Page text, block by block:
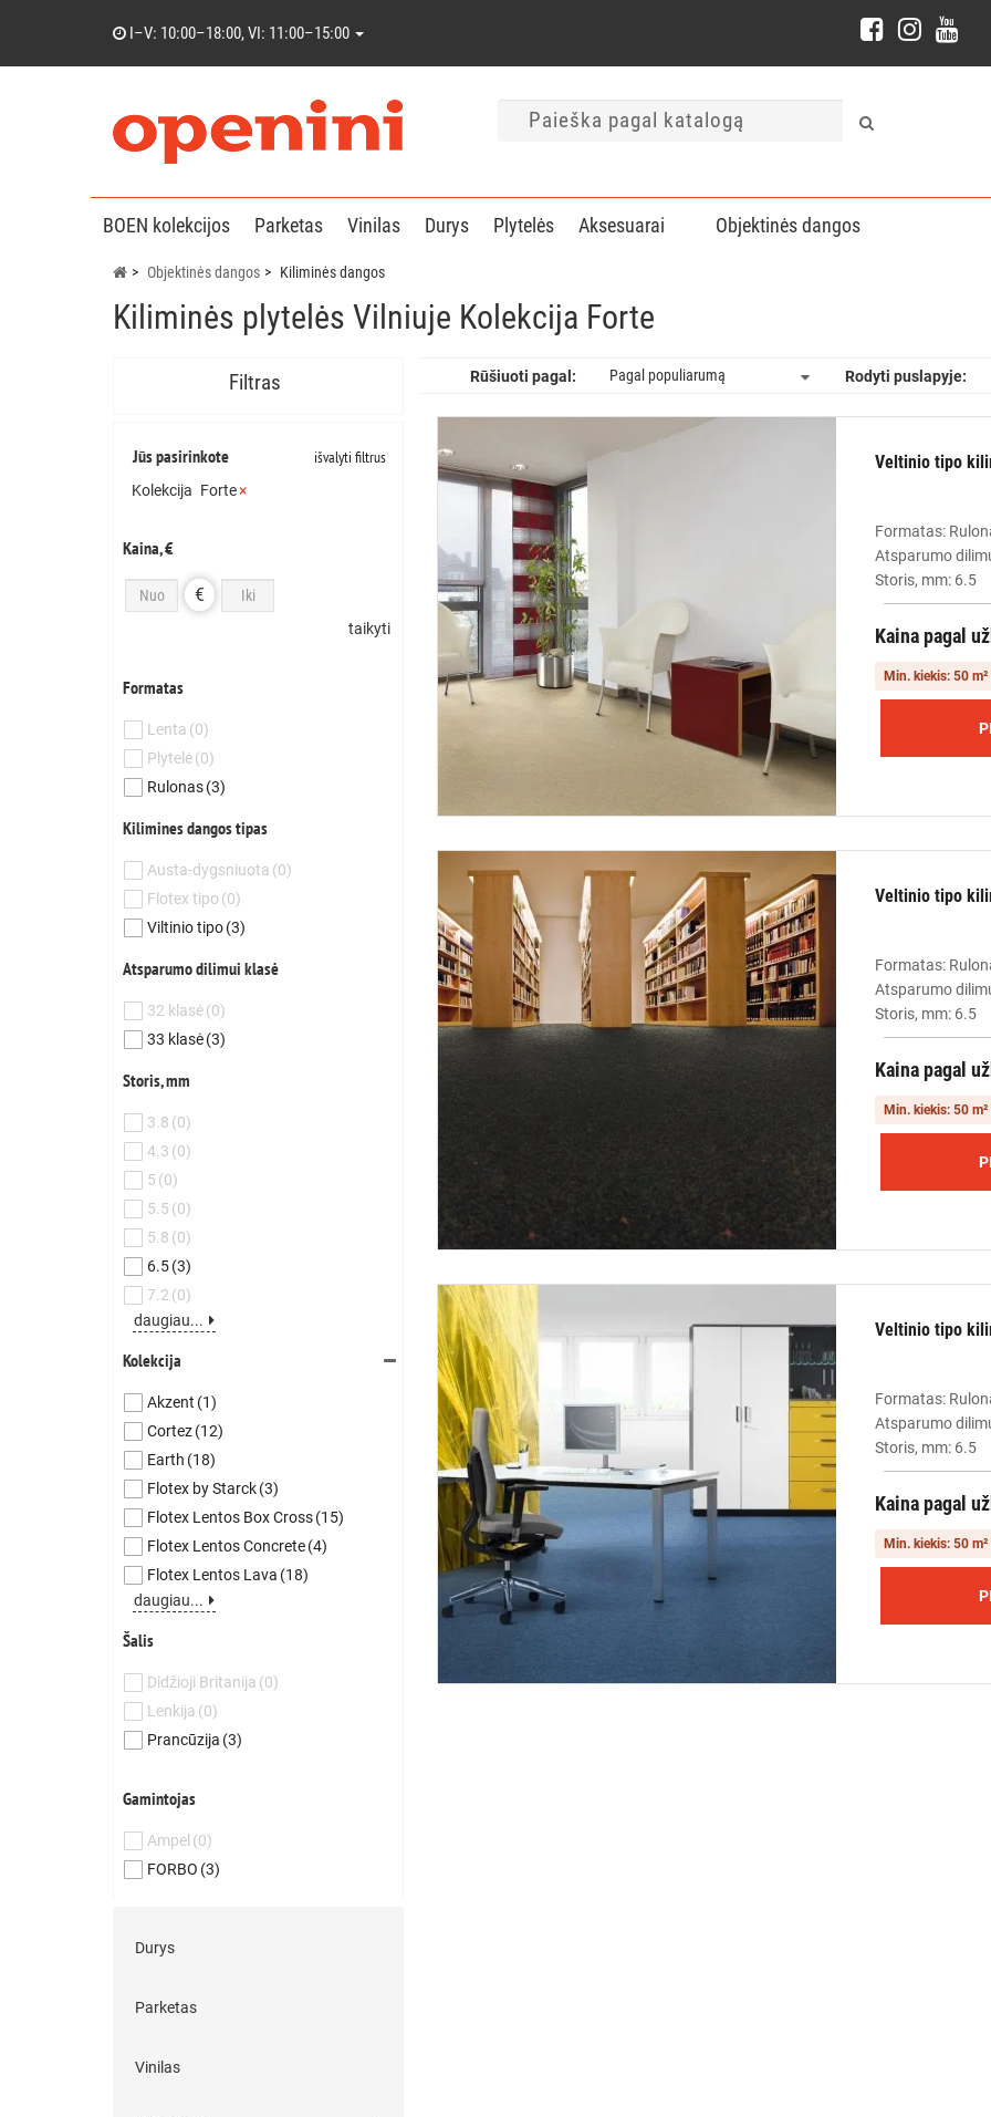
I–V: 10:00–18:00, VI: 11:00–15:00
BOEN kolekcijos Parketas Vinilas Durys Plytelės Aksesuarai Objektinės dangos
Objektinės dangos Kiliminės dangos
Kiliminės plytelės Vilniuje Kolekcija Forte
Filtras
Jūs pasirinkote išvalyti filtrus
Kolekcija Forte×
Kaina, €
€
taikyti
Formatas
Lenta (0)
Plytelė(0)
Rulonas(3)
Kilimines dangos tipas
Austa-dygsniuota (0)
Flotex tipo (0)
Viltinio tipo(3)
Atsparumo dilimui klasė
32 klasė(0)
33 klasė(3)
Storis, mm
3.8 (0)
4.3 (0)
5 (0)
5.5 (0)
5.8 (0)
6.5(3)
7.2 (0)
daugiau...
Kolekcija
Akzent (1)
Cortez(12)
Earth (18)
Flotex by Starck(3)
Flotex Lentos Box Cross(15)
Flotex Lentos Concrete(4)
Flotex Lentos Lava (18)
daugiau...
Šalis
Didžioji Britanija (0)
Lenkija (0)
Prancūzija (3)
Gamintojas
Ampel (0)
FORBO (3)
Durys
Parketas
Vinilas
Rūšiuoti pagal: Rodyti puslapyje:
Veltinio tipo
Formatas:
Atsparumo
Storis, mm: 6.5
Kaina pagal
Min. kiekis: 50 m²
Veltinio tipo
Formatas:
Atsparumo
Storis, mm: 6.5
Kaina pagal
Min. kiekis: 50 m²
Veltinio tipo
Formatas:
Atsparumo
Storis, mm: 6.5
Kaina pagal
Min. kiekis: 50 m²